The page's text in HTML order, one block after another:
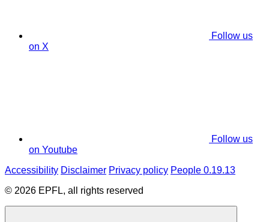
Follow us
on X
Follow us
on Youtube
Accessibility Disclaimer Privacy policy People 0.19.13
© 2026 EPFL, all rights reserved